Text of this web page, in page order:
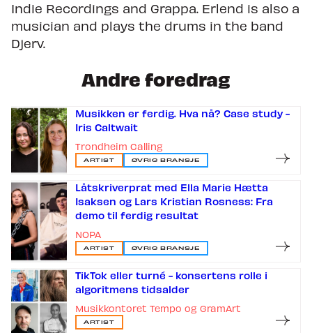
Indie Recordings and Grappa. Erlend is also a
musician and plays the drums in the band
Djerv.
Andre foredrag
Musikken er ferdig. Hva nå? Case study -
Iris Caltwait
Trondheim Calling
ARTIST ØVRIG BRANSJE
Låtskriverprat med Ella Marie Hætta
Isaksen og Lars Kristian Rosness: Fra
demo til ferdig resultat
NOPA
ARTIST ØVRIG BRANSJE
TikTok eller turné - konsertens rolle i
algoritmens tidsalder
Musikkontoret Tempo og GramArt
ARTIST